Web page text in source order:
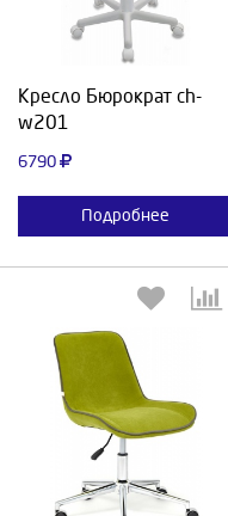
Кресло Бюрократ ch-
w201
6790
Подробнее
Выберите количество: